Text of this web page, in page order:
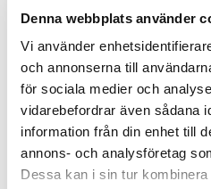
Denna webbplats använder
Vi använder
och annonserna till
för sociala medier och
vidarebefordrar även sådana
information från din enhet till
annons- och analysföretag
Dessa kan i sin tur